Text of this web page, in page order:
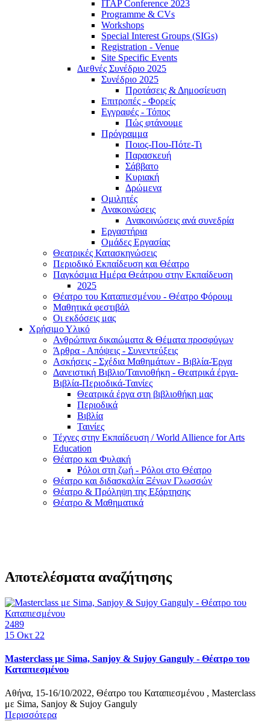
ITAP Conference 2023
Programme & CVs
Workshops
Special Interest Groups (SIGs)
Registration - Venue
Site Specific Events
Διεθνές Συνέδριο 2025
Συνέδριο 2025
Προτάσεις & Δημοσίευση
Επιτροπές - Φορείς
Εγγραφές - Τόπος
Πώς φτάνουμε
Πρόγραμμα
Ποιος-Που-Πότε-Τι
Παρασκευή
Σάββατο
Κυριακή
Δρώμενα
Ομιλητές
Ανακοινώσεις
Ανακοινώσεις ανά συνεδρία
Εργαστήρια
Ομάδες Εργασίας
Θεατρικές Κατασκηνώσεις
Περιοδικό Εκπαίδευση και Θέατρο
Παγκόσμια Ημέρα Θεάτρου στην Εκπαίδευση
2025
Θέατρο του Καταπιεσμένου - Θέατρο Φόρουμ
Μαθητικά φεστιβάλ
Οι εκδόσεις μας
Χρήσιμο Υλικό
Ανθρώπινα δικαιώματα & Θέματα προσφύγων
Άρθρα - Απόψεις - Συνεντεύξεις
Ασκήσεις - Σχέδια Μαθημάτων - Βιβλία-Έργα
Δανειστική Βιβλιο/Ταινιοθήκη - Θεατρικά έργα-
Βιβλία-Περιοδικά-Ταινίες
Θεατρικά έργα στη βιβλιοθήκη μας
Περιοδικά
Βιβλία
Ταινίες
Τέχνες στην Εκπαίδευση / World Allience for Arts
Education
Θέατρο και Φυλακή
Ρόλοι στη ζωή - Ρόλοι στο Θέατρο
Θέατρο και διδασκαλία Ξένων Γλωσσών
Θέατρο & Πρόληψη της Εξάρτησης
Θέατρο & Μαθηματικά
Αποτελέσματα αναζήτησης
2489
15 Οκτ 22
Masterclass με Sima, Sanjoy & Sujoy Ganguly - Θέατρο του
Καταπιεσμένου
Αθήνα, 15-16/10/2022, Θέατρο του Καταπιεσμένου , Masterclass
με Sima, Sanjoy & Sujoy Ganguly
Περισσότερα